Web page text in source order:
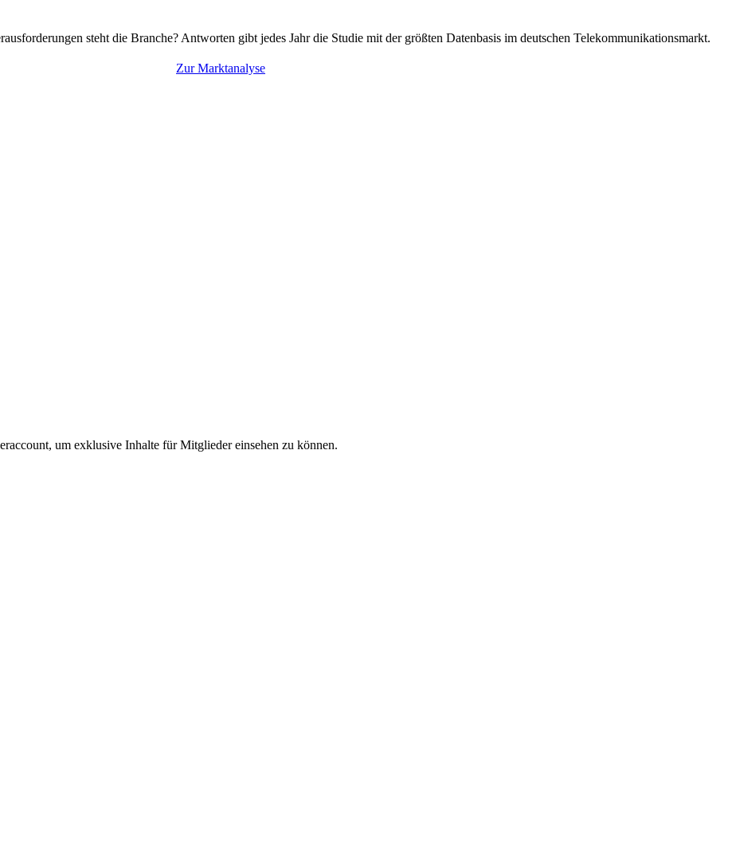
steht die Branche? Antworten gibt jedes Jahr die Studie mit der größten Datenbasis im deutschen Telekommunikationsmarkt.
Zur Marktanalyse
um exklusive Inhalte für Mitglieder einsehen zu können.